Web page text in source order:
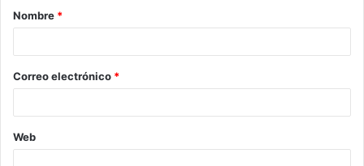
Nombre *
Correo electrónico *
Web